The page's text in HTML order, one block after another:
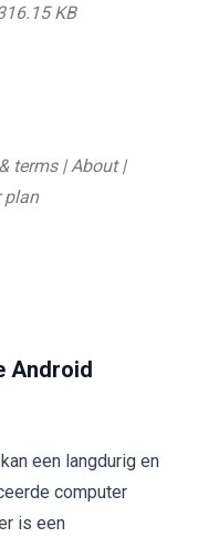
KB
terms | About |
plan
Android
een langdurig en
computer
is een